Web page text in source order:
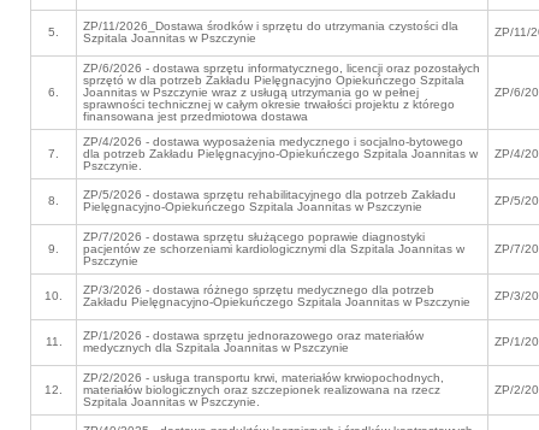
5.
ZP/11/2026_Dostawa środków i sprzętu do utrzymania czystości dla
Szpitala Joannitas w Pszczynie
ZP/11/
6.
ZP/6/2026 - dostawa sprzętu informatycznego, licencji oraz pozostałych
sprzętó w dla potrzeb Zakładu Pielęgnacyjno Opiekuńczego Szpitala
Joannitas w Pszczynie wraz z usługą utrzymania go w pełnej
sprawności technicznej w całym okresie trwałości projektu z którego
finansowana jest przedmiotowa dostawa
ZP/6/
7.
ZP/4/2026 - dostawa wyposażenia medycznego i socjalno-bytowego
dla potrzeb Zakładu Pielęgnacyjno-Opiekuńczego Szpitala Joannitas w
Pszczynie.
ZP/4/
8.
ZP/5/2026 - dostawa sprzętu rehabilitacyjnego dla potrzeb Zakładu
Pielęgnacyjno-Opiekuńczego Szpitala Joannitas w Pszczynie
ZP/5/
9.
ZP/7/2026 - dostawa sprzętu służącego poprawie diagnostyki
pacjentów ze schorzeniami kardiologicznymi dla Szpitala Joannitas w
Pszczynie
ZP/7/
10.
ZP/3/2026 - dostawa różnego sprzętu medycznego dla potrzeb
Zakładu Pielęgnacyjno-Opiekuńczego Szpitala Joannitas w Pszczynie
ZP/3/
11.
ZP/1/2026 - dostawa sprzętu jednorazowego oraz materiałów
medycznych dla Szpitala Joannitas w Pszczynie
ZP/1/
12.
ZP/2/2026 - usługa transportu krwi, materiałów krwiopochodnych,
materiałów biologicznych oraz szczepionek realizowana na rzecz
Szpitala Joannitas w Pszczynie.
ZP/2/